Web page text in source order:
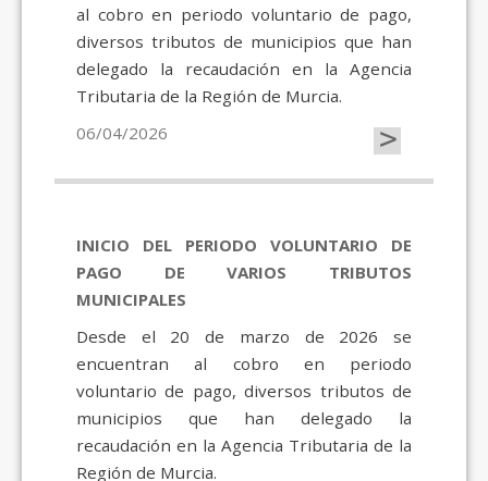
al cobro en periodo voluntario de pago,
diversos tributos de municipios que han
delegado la recaudación en la Agencia
Tributaria de la Región de Murcia.
06/04/2026
>
INICIO DEL PERIODO VOLUNTARIO DE
PAGO DE VARIOS TRIBUTOS
MUNICIPALES
Desde el 20 de marzo de 2026 se
encuentran al cobro en periodo
voluntario de pago, diversos tributos de
municipios que han delegado la
recaudación en la Agencia Tributaria de la
Región de Murcia.